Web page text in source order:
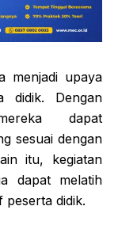
menjadi upaya
didik. Dengan
dapat
sesuai dengan
itu, kegiatan
dapat melatih
didik.